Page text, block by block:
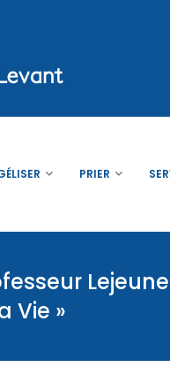
PRIER
Lejeune
Vie »